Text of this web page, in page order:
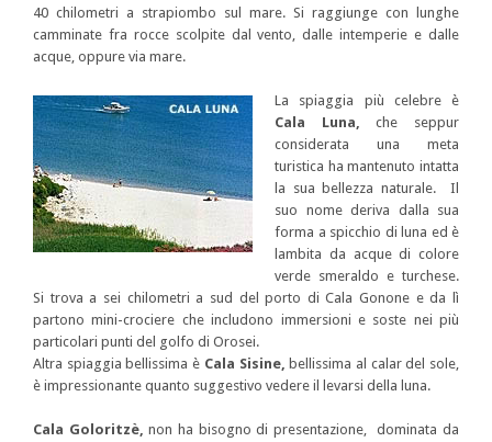
40 chilometri a strapiombo sul mare. Si raggiunge con lunghe
camminate fra rocce scolpite dal vento, dalle intemperie e dalle
acque, oppure via mare.
La spiaggia più celebre è
Cala Luna,che seppur
considerata una meta
turistica ha mantenuto intatta
la sua bellezza naturale. Il
suo nome deriva dalla sua
forma a spicchio di luna ed è
lambita da acque di colore
verde smeraldo e turchese.
Si trova a sei chilometri a sud del porto di Cala Gonone e da lì
partono mini-crociere che includono immersioni e soste nei più
particolari punti del golfo di Orosei.
Altra spiaggia bellissima è Cala Sisine, bellissima al calar del sole,
è impressionante quanto suggestivo vedere il levarsi della luna.
Cala Goloritzè,non ha bisogno di presentazione, dominata da